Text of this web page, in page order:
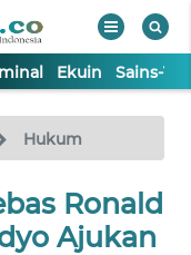
Ekuin Sains-
Hukum
Ronald
Ajukan